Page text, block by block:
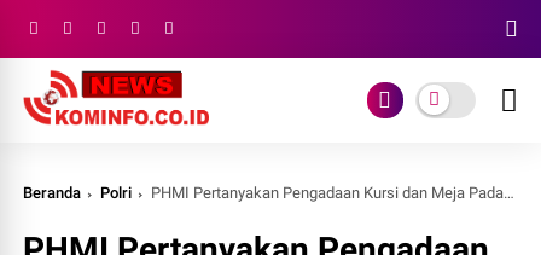
Beranda Polri PHMI Pertanyakan Pengadaan Kursi dan Meja Pada Tahun 2024 Sebesar 17,3 Miliar Dinas Pendidikan Kabupaten Bekasi Bungkam